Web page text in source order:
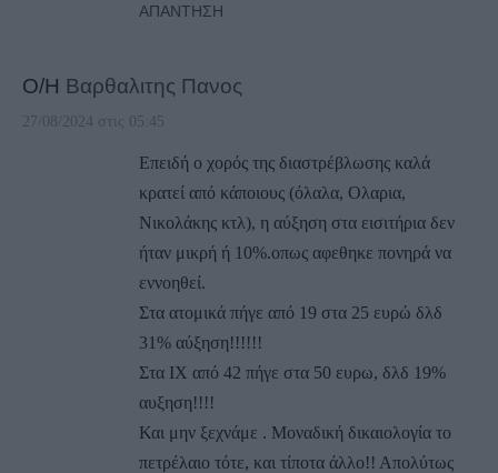
ΑΠΆΝΤΗΣΗ
Ο/Η Βαρθαλιτης Πανος
27/08/2024 στις 05:45
Επειδή ο χορός της διαστρέβλωσης καλά
κρατεί από κάποιους (όλαλα, Ολαρια,
Νικολάκης κτλ), η αύξηση στα εισιτήρια δεν
ήταν μικρή ή 10%.οπως αφεθηκε πονηρά να
εννοηθεί.
Στα ατομικά πήγε από 19 στα 25 ευρώ δλδ
31% αύξηση!!!!!!
Στα ΙΧ από 42 πήγε στα 50 ευρω, δλδ 19%
αυξηση!!!!
Και μην ξεχνάμε . Μοναδική δικαιολογία το
πετρέλαιο τότε, και τίποτα άλλο!! Απολύτως